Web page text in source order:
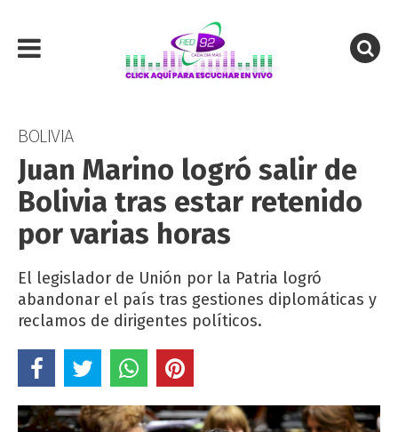
BOLIVIA
Juan Marino logró salir de
Bolivia tras estar retenido
por varias horas
El legislador de Unión por la Patria logró
abandonar el país tras gestiones diplomáticas y
reclamos de dirigentes políticos.